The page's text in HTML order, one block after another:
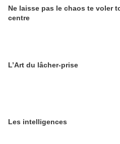
Ne laisse pas le chaos te voler
centre
L’Art du lâcher-prise
Les intelligences